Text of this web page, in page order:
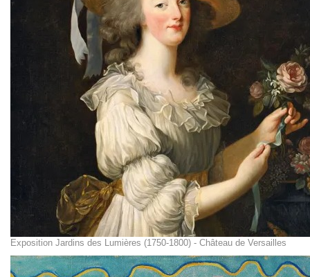
Exposition Jardins des Lumières (1750-1800) - Château de Versailles